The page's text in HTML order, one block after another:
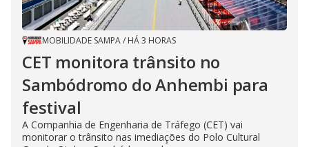
MOBILIDADE SAMPA/ HÁ 3 HORAS
CET monitora trânsito no
Sambódromo do Anhembi para
festival
A Companhia de Engenharia de Tráfego (CET) vai
monitorar o trânsito nas imediações do Polo Cultural